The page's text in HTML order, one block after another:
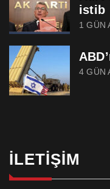
istib
1 GÜN
4 GÜN
İLETIŞIM